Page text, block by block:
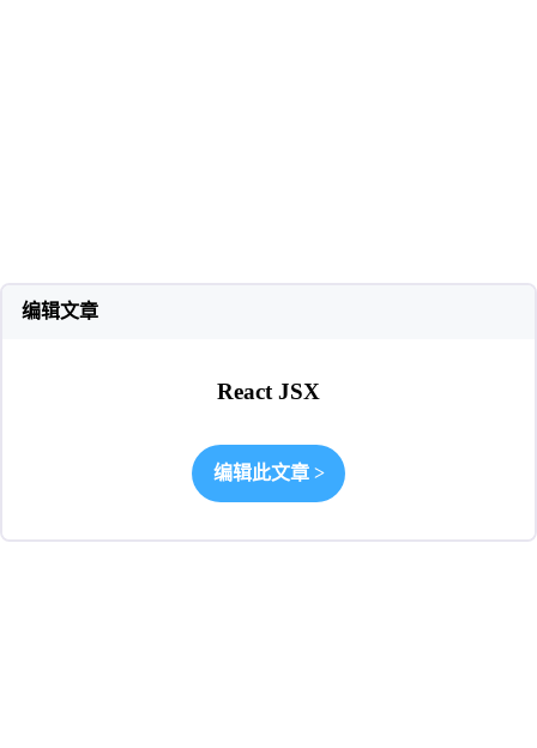
编辑文章
React JSX
编辑此文章>